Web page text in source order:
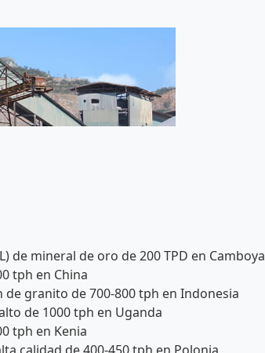
de mineral de oro de 200 TPD en Camboya
tph en China
granito de 700-800 tph en Indonesia
de 1000 tph en Uganda
tph en Kenia